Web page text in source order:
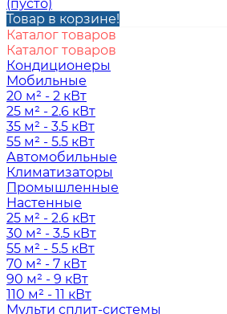
(пусто)
Товар в корзине!
Каталог товаров
Каталог товаров
Кондиционеры
Мобильные
20 м² - 2 кВт
25 м² - 2.6 кВт
35 м² - 3.5 кВт
55 м² - 5.5 кВт
Автомобильные
Климатизаторы
Промышленные
Настенные
25 м² - 2.6 кВт
30 м² - 3.5 кВт
55 м² - 5.5 кВт
70 м² - 7 кВт
90 м² - 9 кВт
110 м² - 11 кВт
Мульти сплит-системы